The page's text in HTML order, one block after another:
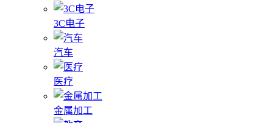
3C电子
汽车
医疗
金属加工